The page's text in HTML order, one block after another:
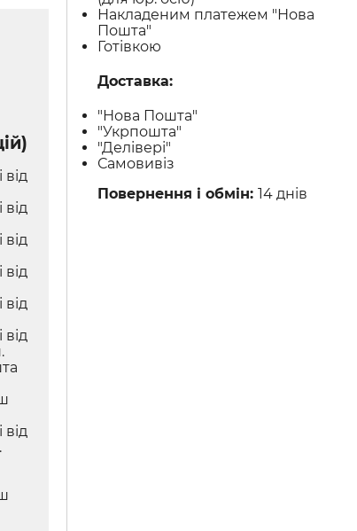
Накладеним платежем "Нова
Пошта"
Готівкою
Доставка:
"Нова Пошта"
"Укрпошта"
"Делівері"
Самовивіз
Повернення і обмін:14 днів